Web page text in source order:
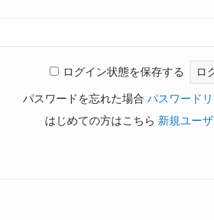
ログイン状態を保存する
パスワードを忘れた場合 パスワードリ
はじめての方はこちら 新規ユー